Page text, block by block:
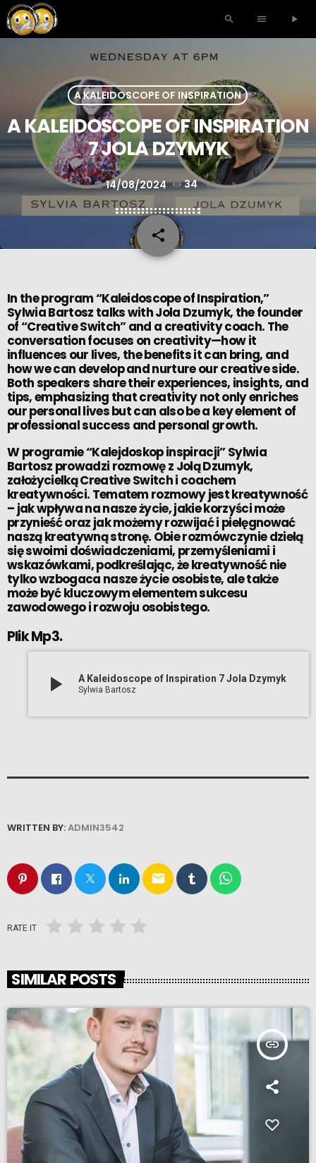
search menu play_arrow
A KALEIDOSCOPE OF INSPIRATION
A KALEIDOSCOPE OF INSPIRATION
7 JOLA DZYMYK
today 14/08/2024 34
share
email
In the program “Kaleidoscope of Inspiration,”
Sylwia Bartosz talks with Jola Dzumyk, the founder
of “Creative Switch” and a creativity coach. The
conversation focuses on creativity—how it
influences our lives, the benefits it can bring, and
how we can develop and nurture our creative side.
Both speakers share their experiences, insights, and
tips, emphasizing that creativity not only enriches
our personal lives but can also be a key element of
professional success and personal growth.
W programie “Kalejdoskop inspiracji” Sylwia
Bartosz prowadzi rozmowę z Jolą Dzumyk,
założycielką Creative Switch i coachem
kreatywności. Tematem rozmowy jest kreatywność
– jak wpływa na nasze życie, jakie korzyści może
przynieść oraz jak możemy rozwijać i pielęgnować
naszą kreatywną stronę. Obie rozmówczynie dzielą
się swoimi doświadczeniami, przemyśleniami i
wskazówkami, podkreślając, że kreatywność nie
tylko wzbogaca nasze życie osobiste, ale także
może być kluczowym elementem sukcesu
zawodowego i rozwoju osobistego.
Plik Mp3.
play_arrow A Kaleidoscope of Inspiration 7 Jola Dzymyk
Sylwia Bartosz
WRITTEN BY:ADMIN3542
email
RATE IT
SIMILAR POSTS
insert_link